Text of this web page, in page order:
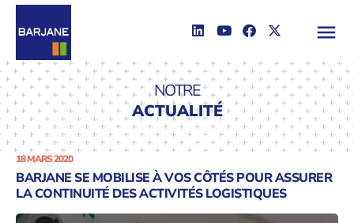
NOTRE
ACTUALITÉ
18 MARS 2020
BARJANE SE MOBILISE À VOS CÔTÉS POUR ASSURER
LA CONTINUITÉ DES ACTIVITÉS LOGISTIQUES